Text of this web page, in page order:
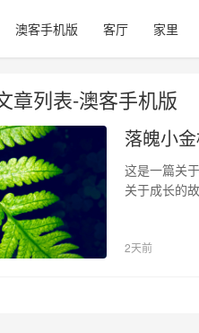
澳客手机版 客厅 家里
章列表-澳客手机版
落魄小
这是一篇关
关于成长的
小金枝的跌
2天前